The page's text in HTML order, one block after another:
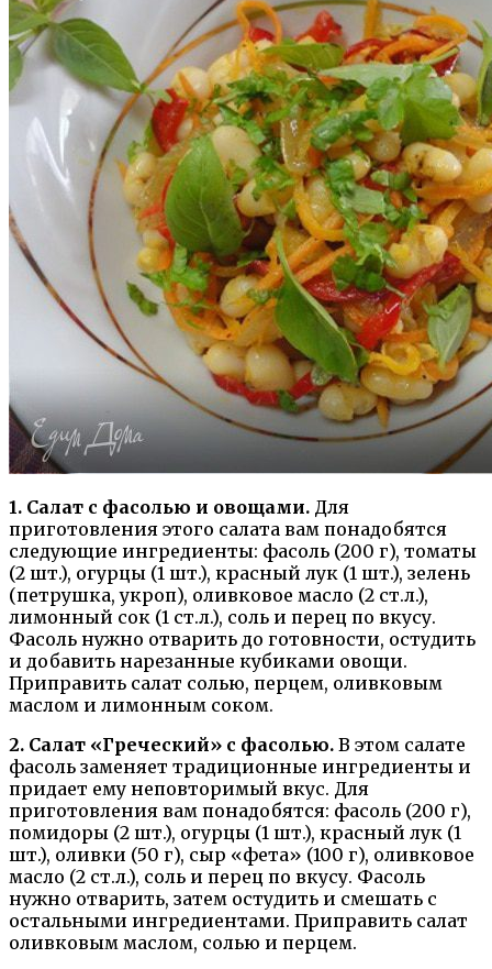
1. Салат с фасолью и овощами. Для
приготовления этого салата вам понадобятся
следующие ингредиенты: фасоль (200 г), томаты
(2 шт.), огурцы (1 шт.), красный лук (1 шт.), зелень
(петрушка, укроп), оливковое масло (2 ст.л.),
лимонный сок (1 ст.л.), соль и перец по вкусу.
Фасоль нужно отварить до готовности, остудить
и добавить нарезанные кубиками овощи.
Приправить салат солью, перцем, оливковым
маслом и лимонным соком.
2. Салат «Греческий» с фасолью. В этом салате
фасоль заменяет традиционные ингредиенты и
придает ему неповторимый вкус. Для
приготовления вам понадобятся: фасоль (200 г),
помидоры (2 шт.), огурцы (1 шт.), красный лук (1
шт.), оливки (50 г), сыр «фета» (100 г), оливковое
масло (2 ст.л.), соль и перец по вкусу. Фасоль
нужно отварить, затем остудить и смешать с
остальными ингредиентами. Приправить салат
оливковым маслом, солью и перцем.